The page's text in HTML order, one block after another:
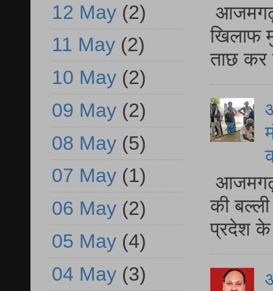
आजमगढ़
खिलाफ
ताछ कर
आजमगढ़
की
प्रदेश
12 May (2)
11 May (2)
10 May (2)
09 May (2)
08 May (5)
07 May (1)
06 May (2)
05 May (4)
04 May (3)